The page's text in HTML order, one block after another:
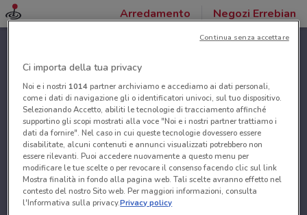
Arredamento Negozi Errebian
Ci importa della tua privacy
Noi e i nostri 1014partner archiviamo e accediamo ai dati personali,
come i dati di navigazione gli o identificatori univoci, sul tuo dispositivo.
Selezionando Accetto, abiliti le tecnologie di tracciamento affinché
supportino gli scopi mostrati alla voce "Noi e i nostri partner trattiamo i
dati da fornire". Nel caso in cui queste tecnologie dovessero essere
disabilitate, alcuni contenuti e annunci visualizzati potrebbero non
essere rilevanti. Puoi accedere nuovamente a questo menu per
modificare le tue scelte o per revocare il consenso facendo clic sul link
Mostra finalità in fondo alla pagina web. Tali scelte avranno effetto nel
contesto del nostro Sito web. Per maggiori informazioni, consulta
l'Informativa sulla privacy.Privacy policy
Continua senza accettare